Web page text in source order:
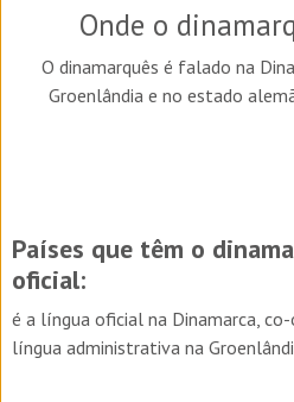
Onde o
O dinamarquês é falado na
Groenlândia e no estado
Países que têm o
oficial:
é a língua oficial na Dinamarca,
língua administrativa na